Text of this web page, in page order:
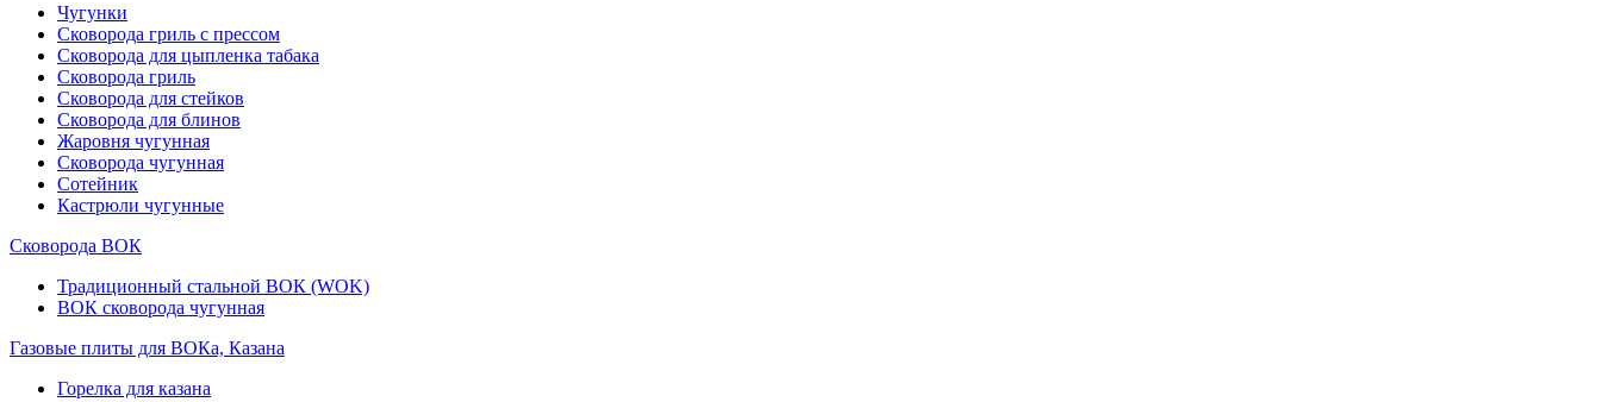
Чугунки
Сковорода гриль с прессом
Сковорода для цыпленка табака
Сковорода гриль
Сковорода для стейков
Сковорода для блинов
Жаровня чугунная
Сковорода чугунная
Сотейник
Кастрюли чугунные
Сковорода ВОК
Традиционный стальной ВОК (WOK)
ВОК сковорода чугунная
Газовые плиты для ВОКа, Казана
Горелка для казана